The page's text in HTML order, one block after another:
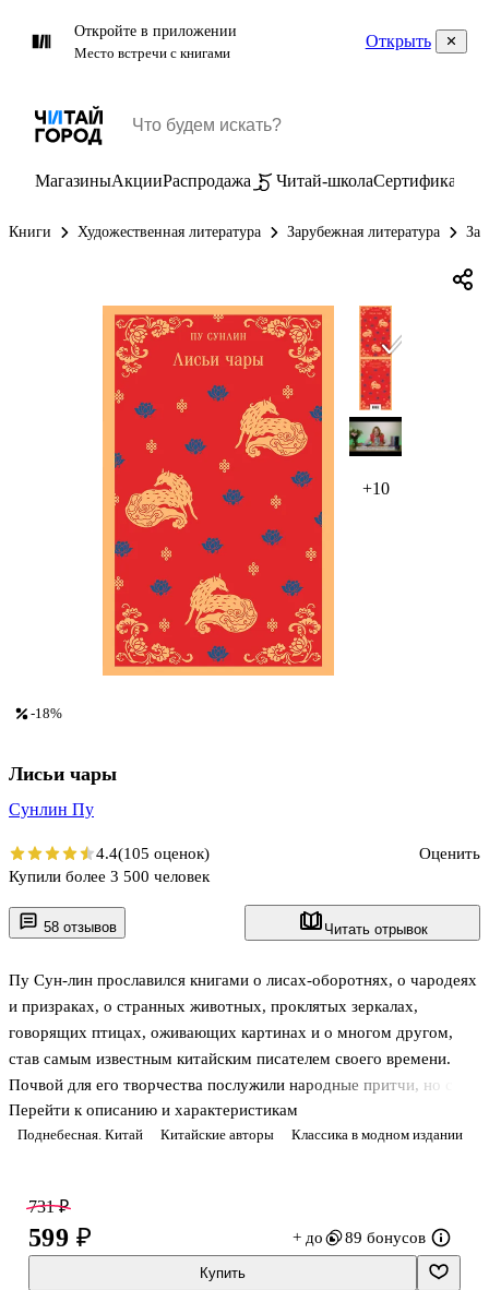
Откройте в приложении
Место встречи с книгами
Открыть
МагазиныАкцииРаспродажа Читай-школаСертификаты
Книги Художественная литература Зарубежная литература
+10
58 отзывов Читать отрывок
Поднебесная. Китай Китайские авторы Классика в модном издании
Пу Сун-лин прославился книгами о лисах-оборотнях, о чародеях
и призраках, о странных животных, проклятых зеркалах,
говорящих птицах, оживающих картинах и о многом другом,
став самым известным китайским писателем своего времени.
Почвой для его творчества послужили народные притчи, но с
течением времени авторские истории сами превратились в
фольклор и передавались из уст в уста простыми сказителями.
страстями, страхами и наставлениями, прямыми и скрытыми.
В настоящем издании публикуются рассказы Пу Сун-лина о
волшебных лисицах, хитрых и мудрых плутах, которые являются
Перейти к описанию и характеристикам
-18%
Лисьи чары
Сунлин Пу
4.4(105 оценок)
Оценить
Купили более 3 500 человек
731 ₽
599 ₽ + до 89 бонусов
Купить